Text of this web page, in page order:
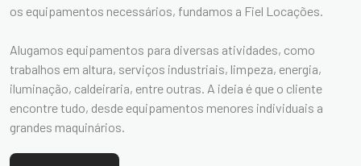
os equipamentos necessários, fundamos a Fiel Locações.
Alugamos equipamentos para diversas atividades, como
trabalhos em altura, serviços industriais, limpeza, energia,
iluminação, caldeiraria, entre outras. A ideia é que o cliente
encontre tudo, desde equipamentos menores individuais a
grandes maquinários.